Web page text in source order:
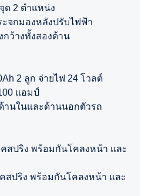
ด 2 ตำแหน่ง
จกมองหลังปรับไฟฟ้า
ว้างทั้งสองด้าน
2 ลูก จ่ายไฟ 24 โวลต์
แอมป์
านในและด้านนอกตัวรถ
สปริง พร้อมกันโคลงหน้า และ
สปริง พร้อมกันโคลงหน้า และ